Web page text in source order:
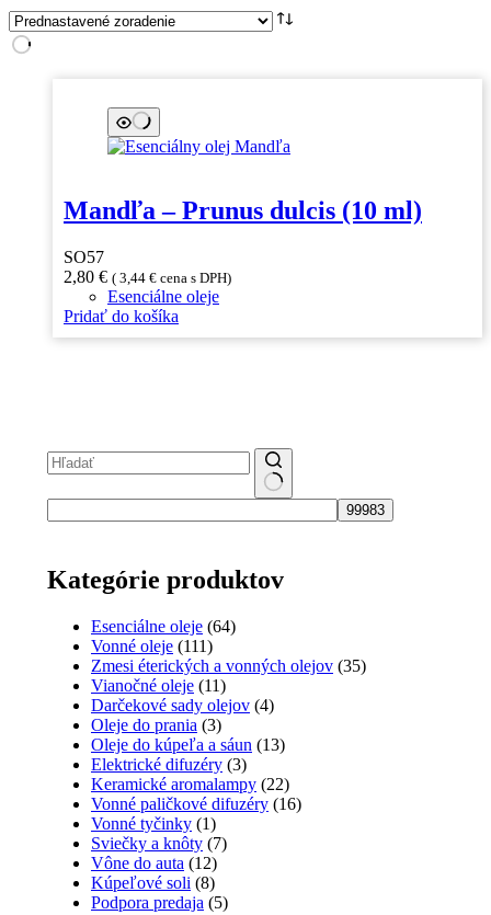
Mandľa – Prunus dulcis (10 ml)
SO57
2,80 € ( 3,44 € cena s DPH)
Esenciálne oleje
Pridať do košíka
results
Kategórie produktov
Esenciálne oleje (64)
Vonné oleje (111)
Zmesi éterických a vonných olejov (35)
Vianočné oleje (11)
Darčekové sady olejov (4)
Oleje do prania (3)
Oleje do kúpeľa a sáun (13)
Elektrické difuzéry (3)
Keramické aromalampy (22)
Vonné paličkové difuzéry (16)
Vonné tyčinky (1)
Sviečky a knôty (7)
Vône do auta (12)
Kúpeľové soli (8)
Podpora predaja (5)